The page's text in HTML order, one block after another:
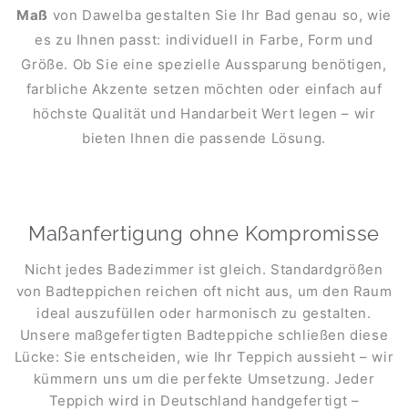
Maß von Dawelba gestalten Sie Ihr Bad genau so, wie
es zu Ihnen passt: individuell in Farbe, Form und
Größe. Ob Sie eine spezielle Aussparung benötigen,
farbliche Akzente setzen möchten oder einfach auf
höchste Qualität und Handarbeit Wert legen – wir
bieten Ihnen die passende Lösung.
Maßanfertigung ohne Kompromisse
Nicht jedes Badezimmer ist gleich. Standardgrößen
von Badteppichen reichen oft nicht aus, um den Raum
ideal auszufüllen oder harmonisch zu gestalten.
Unsere maßgefertigten Badteppiche schließen diese
Lücke: Sie entscheiden, wie Ihr Teppich aussieht – wir
kümmern uns um die perfekte Umsetzung. Jeder
Teppich wird in Deutschland handgefertigt –